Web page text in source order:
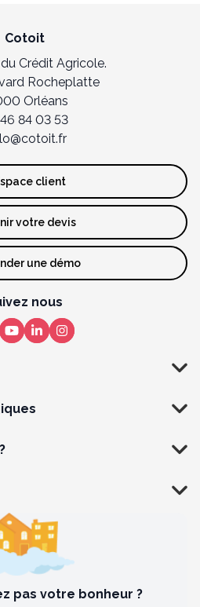
Cotoit
Crédit Agricole.
Rocheplatte
Orléans
84 03 53
client
votre devis
une démo
nous
pas votre bonheur ?